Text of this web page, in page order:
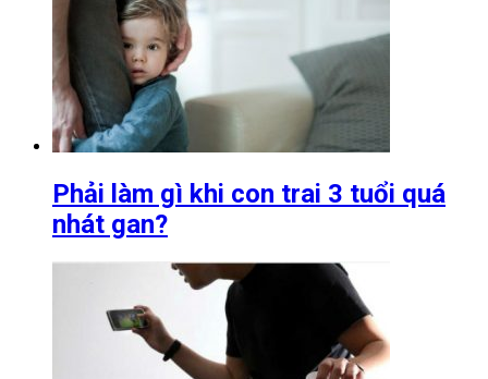
Phải làm gì khi con trai 3 tuổi quá
nhát gan?